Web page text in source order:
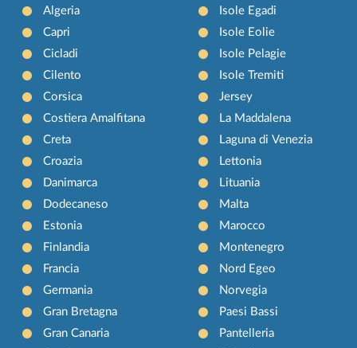
Algeria
Capri
Cicladi
Cilento
Corsica
Costiera Amalfitana
Creta
Croazia
Danimarca
Dodecaneso
Estonia
Finlandia
Francia
Germania
Gran Bretagna
Gran Canaria
Isole Egadi
Isole Eolie
Isole Pelagie
Isole Tremiti
Jersey
La Maddalena
Laguna di Venezia
Lettonia
Lituania
Malta
Marocco
Montenegro
Nord Egeo
Norvegia
Paesi Bassi
Pantelleria